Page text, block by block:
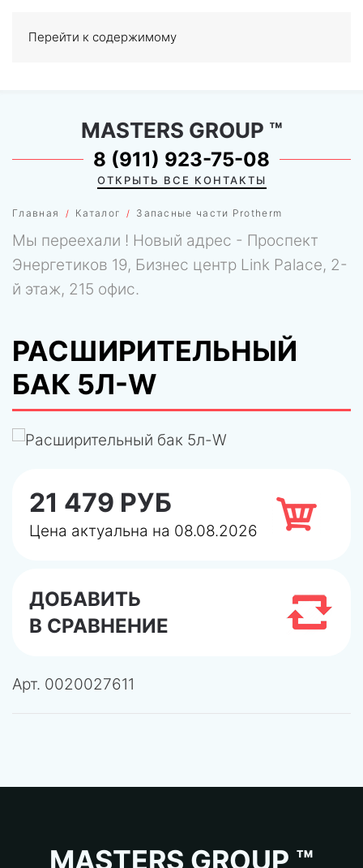
Перейти к содержимому
0
Главная Каталог Запасные части Protherm
MASTERS GROUP ™
8 (911) 923-75-08
ОТКРЫТЬ ВСЕ КОНТАКТЫ
Мы переехали ! Новый адрес - Проспект
Энергетиков 19, Бизнес центр Link Palace, 2-
й этаж, 215 офис.
РАСШИРИТЕЛЬНЫЙ
БАК 5Л-W
21 479 РУБ
Цена актуальна на 08.08.2026
ДОБАВИТЬ
В СРАВНЕНИЕ
Арт. 0020027611
MASTERS GROUP ™